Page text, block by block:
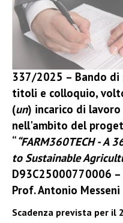
337/2025 – Bando di
titoli e colloquio,
(un) incarico di
nell'ambito del
““FARM360TECH - A
to Sustainable
D93C25000770006
Prof. Antonio
Scadenza prevista per il